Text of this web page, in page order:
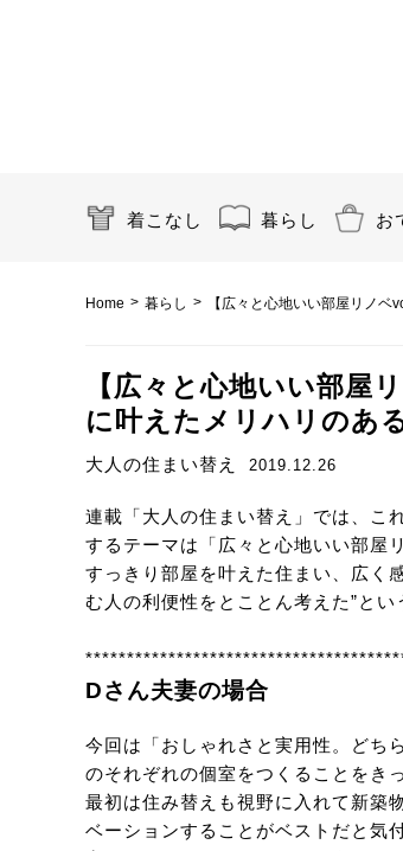
着こなし 暮らし お
Home > 暮らし > 【広々と心地いい部屋リノ
【広々と心地いい部屋
に叶えたメリハリのあ
大人の住まい替え 2019.12.26
連載「大人の住まい替え」では、こ
するテーマは「広々と心地いい部屋
すっきり部屋を叶えた住まい、広く
む人の利便性をとことん考えた”とい
Dさん夫妻の場合
今回は「おしゃれさと実用性。どち
のそれぞれの個室をつくることをき
最初は住み替えも視野に入れて新築
ベーションすることがベストだと気